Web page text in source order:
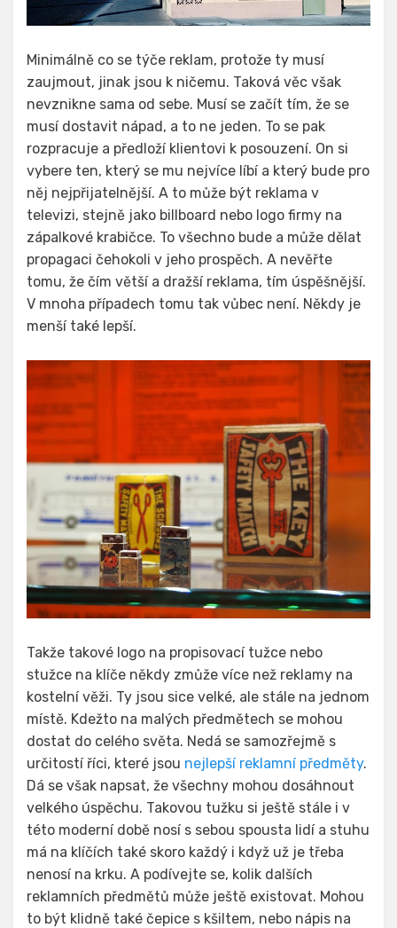
Minimálně co se týče reklam, protože ty musí
zaujmout, jinak jsou k ničemu. Taková věc však
nevznikne sama od sebe. Musí se začít tím, že se
musí dostavit nápad, a to ne jeden. To se pak
rozpracuje a předloží klientovi k posouzení. On si
vybere ten, který se mu nejvíce líbí a který bude pro
něj nejpřijatelnější. A to může být reklama v
televizi, stejně jako billboard nebo logo firmy na
zápalkové krabičce. To všechno bude a může dělat
propagaci čehokoli v jeho prospěch. A nevěřte
tomu, že čím větší a dražší reklama, tím úspěšnější.
V mnoha případech tomu tak vůbec není. Někdy je
menší také lepší.
Takže takové logo na propisovací tužce nebo
stužce na klíče někdy zmůže více než reklamy na
kostelní věži. Ty jsou sice velké, ale stále na jednom
místě. Kdežto na malých předmětech se mohou
dostat do celého světa. Nedá se samozřejmě s
určitostí říci, které jsou nejlepší reklamní předměty.
Dá se však napsat, že všechny mohou dosáhnout
velkého úspěchu. Takovou tužku si ještě stále i v
této moderní době nosí s sebou spousta lidí a stuhu
má na klíčích také skoro každý i když už je třeba
nenosí na krku. A podívejte se, kolik dalších
reklamních předmětů může ještě existovat. Mohou
to být klidně také čepice s kšiltem, nebo nápis na